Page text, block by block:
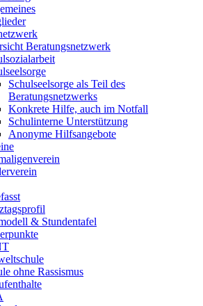
Beratungsnetzwerk
Schulseelsorge als Teil des
Beratungsnetzwerks
Konkrete Hilfe, auch im Notfall
Schulinterne Unterstützung
Anonyme Hilfsangebote
& Stundentafel
ohne Rassismus